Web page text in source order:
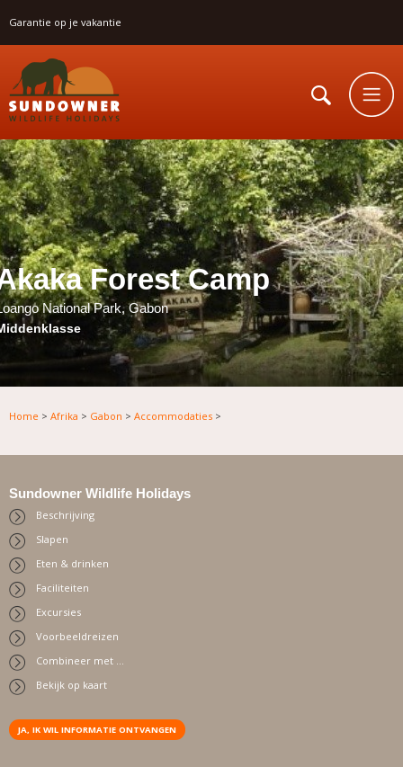
Garantie op je vakantie
Forest Camp
National Park, Gabon
Home > Afrika > Gabon > Accommodaties >
Sundowner Wildlife Holidays
Beschrijving
Slapen
Eten & drinken
Faciliteiten
Excursies
Voorbeeldreizen
Combineer met …
Bekijk op kaart
JA, IK WIL INFORMATIE ONTVANGEN